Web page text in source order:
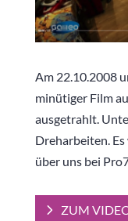
Am 22.10.2008
minütiger Film
ausgetrahlt.
Dreharbeiten.
über uns bei
ZUM